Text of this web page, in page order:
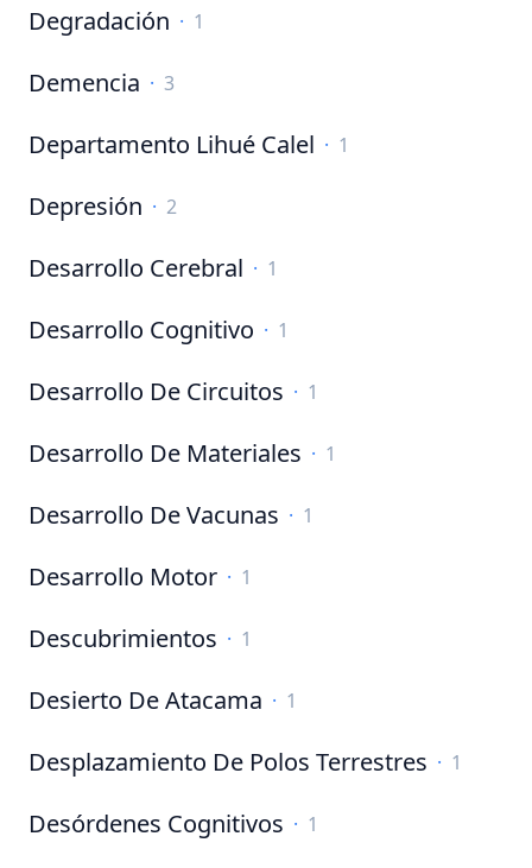
Degradación · 1
Demencia · 3
Departamento Lihué Calel · 1
Depresión · 2
Desarrollo Cerebral · 1
Desarrollo Cognitivo · 1
Desarrollo De Circuitos · 1
Desarrollo De Materiales · 1
Desarrollo De Vacunas · 1
Desarrollo Motor · 1
Descubrimientos · 1
Desierto De Atacama · 1
Desplazamiento De Polos Terrestres · 1
Desórdenes Cognitivos · 1